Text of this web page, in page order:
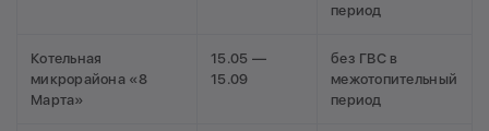
период
Котельная
микрорайона «8
Марта»
15.05 —
15.09
без ГВС в
межотопительный
период